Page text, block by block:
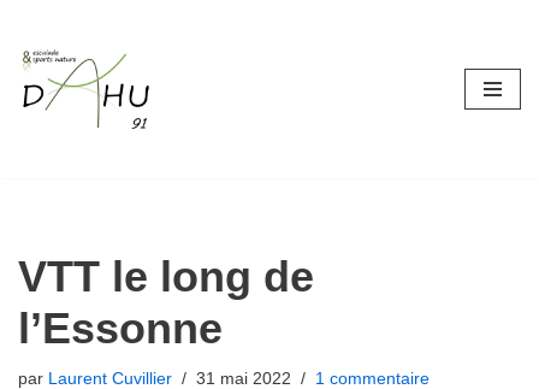
Aller
au
VTT le long de
l’Essonne
par Laurent Cuvillier 31 mai 2022 1 commentaire